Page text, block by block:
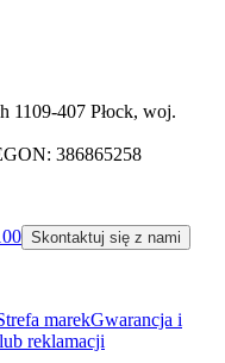
1109-407 Płock, woj.
386865258
Skontaktuj się z nami
marekGwarancja i
reklamacji